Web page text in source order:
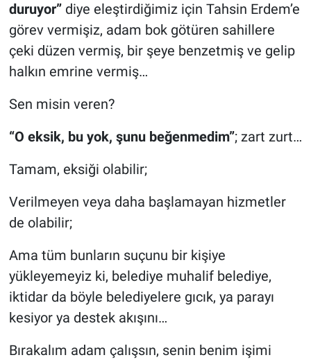
duruyor”diye eleştirdiğimiz için Tahsin Erdem’e
görev vermişiz, adam bok götüren sahillere
çeki düzen vermiş, bir şeye benzetmiş ve gelip
halkın emrine vermiş…
Sen misin veren?
“O eksik, bu yok, şunu beğenmedim”; zart zurt…
Tamam, eksiği olabilir;
Verilmeyen veya daha başlamayan hizmetler
de olabilir;
Ama tüm bunların suçunu bir kişiye
yükleyemeyiz ki, belediye muhalif belediye,
iktidar da böyle belediyelere gıcık, ya parayı
kesiyor ya destek akışını…
Bırakalım adam çalışsın, senin benim işimi